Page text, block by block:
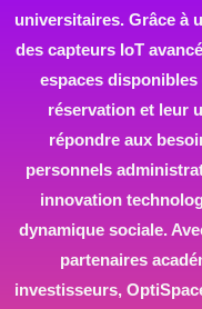
universitaires. Grâce à
des capteurs IoT
espaces
réservation et leur
répondre aux
personnels
innovation
dynamique sociale.
partenaires
investisseurs,